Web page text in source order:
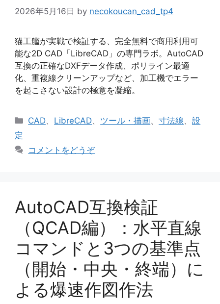
2026年5月16日 by necokoucan_cad_tp4
猫工艦が実戦で検証する、完全無料で商用利用可
能な2D CAD「LibreCAD」の専門ラボ。AutoCAD
互換の正確なDXFデータ作成、ポリライン最適
化、重複線クリーンアップなど、加工機でエラー
を起こさない設計の極意を凝縮。
カ
リ
CAD、 LibreCAD、 ツール・描画、寸法線、設
定
コメントをどうぞ
AutoCAD互換検証
（QCAD編）：水平直線
コマンドと3つの基準点
（開始・中央・終端）に
よる爆速作図作法